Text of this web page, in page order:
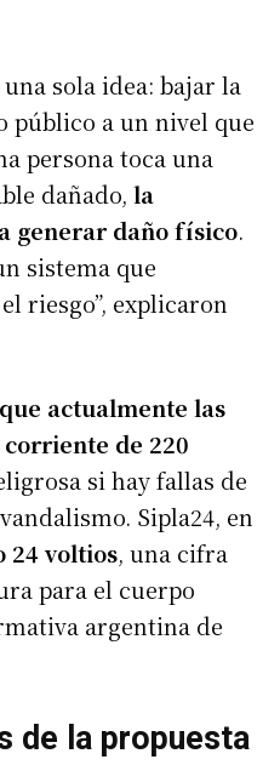
sola idea: bajar la
público a un nivel que
persona toca una
dañado, la
generar daño físico.
sistema que
riesgo”, explicaron
actualmente las
de 220
si hay fallas de
Sipla24, en
24 voltios, una cifra
para el cuerpo
argentina de
de la propuesta